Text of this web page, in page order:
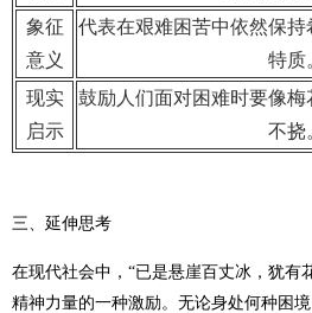
象征
意义
代表在艰难困苦中依然保
特质
现实
启示
鼓励人们面对困难时要像
不挠
三、延伸思考
在现代社会中，“已是悬崖百丈冰，犹有
精神力量的一种激励。无论身处何种困